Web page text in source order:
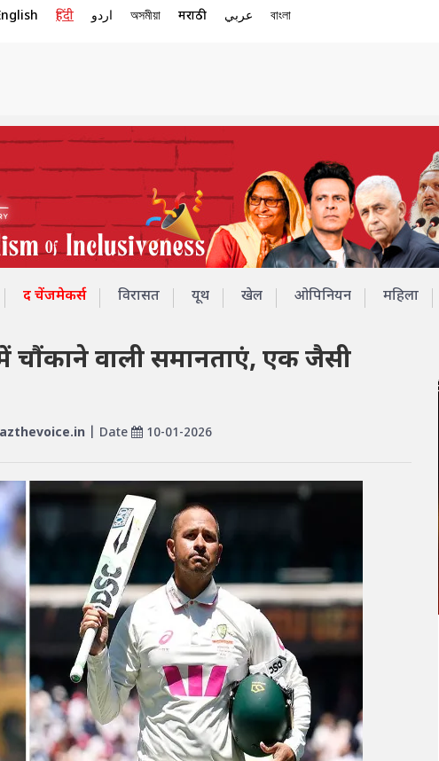
हिंदी اردو অসমীয়া मराठी عربي বাংলা
द चेंजमेकर्स विरासत यूथ खेल ओपिनियन महिला
चौंकाने वाली समानताएं, एक जैसी
| Date 10-01-2026